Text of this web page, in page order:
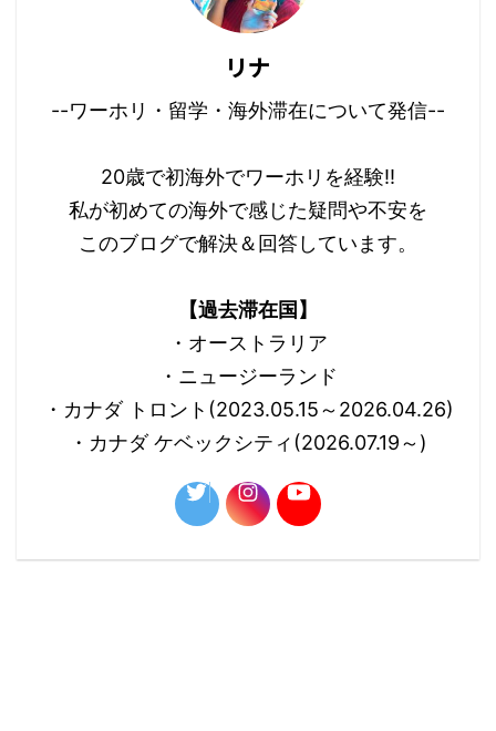
リナ
--ワーホリ・留学・海外滞在について発信--
20歳で初海外でワーホリを経験!!
私が初めての海外で感じた疑問や不安を
このブログで解決＆回答しています。
【過去滞在国】
・オーストラリア
・ニュージーランド
・カナダ トロント(2023.05.15～2026.04.26)
・カナダ ケベックシティ(2026.07.19～)